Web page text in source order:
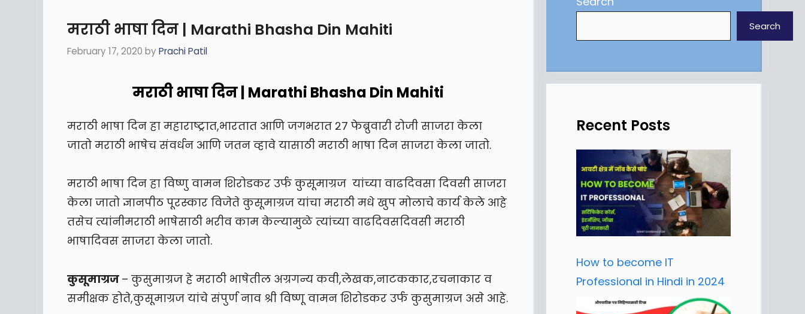
मराठी भाषा दिन | Marathi Bhasha Din Mahiti
February 17, 2020 by Prachi Patil
मराठी भाषा दिन | Marathi Bhasha Din Mahiti
मराठी भाषा दिन हा महाराष्ट्रात,भारतात आणि जगभरात २७ फेब्रुवारी रोजी साजरा केला
जातो मराठी भाषेच संवर्धन आणि जतन व्हावे यासाठी मराठी भाषा दिन साजरा केला जातो.
मराठी भाषा दिन हा विष्णु वामन शिरोडकर उर्फ कुसूमाग्रज यांच्या वाढदिवसा दिवसी साजरा
केला जातो ज्ञानपीठ पूरस्कार विजेते कुसूमाग्रज यांचा मराठी मधे खुप मोलाचे कार्य केले आहे
तसेच त्यांनीमराठी भाषेसाठी भरीव काम केल्यामुळे त्यांच्या वाढदिवसदिवसी मराठी
भाषादिवस साजरा केला जातो.
कुसूमाग्रज – कुसुमाग्रज हे मराठी भाषेतील अग्रगन्य कवी,लेखक,नाटककार,रचनाकार व
समीक्षक होते,कुसूमाग्रज यांचे संपुर्ण नाव श्री विष्णू वामन शिरोडकर उर्फ कुसुमाग्रज असे आहे.
Search
Recent Posts
How to become IT
Professional in Hindi in 2024